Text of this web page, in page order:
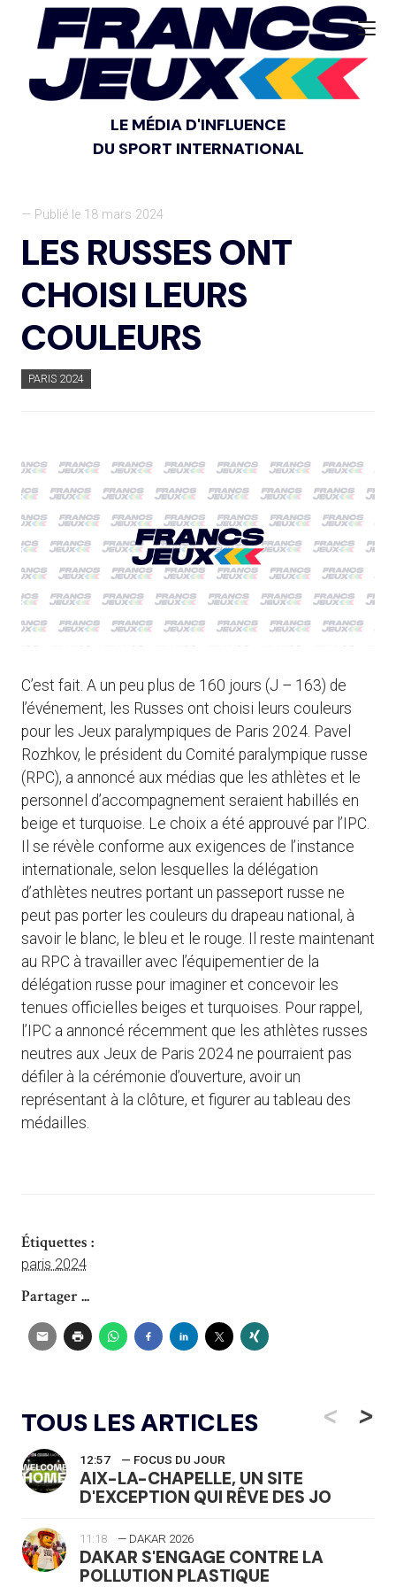
LE MÉDIA D'INFLUENCE
DU SPORT INTERNATIONAL
— Publié le 18 mars 2024
LES RUSSES ONT
CHOISI LEURS
COULEURS
PARIS 2024
C’est fait. A un peu plus de 160 jours (J – 163) de
l’événement, les Russes ont choisi leurs couleurs
pour les Jeux paralympiques de Paris 2024. Pavel
Rozhkov, le président du Comité paralympique russe
(RPC), a annoncé aux médias que les athlètes et le
personnel d’accompagnement seraient habillés en
beige et turquoise. Le choix a été approuvé par l’IPC.
Il se révèle conforme aux exigences de l’instance
internationale, selon lesquelles la délégation
d’athlètes neutres portant un passeport russe ne
peut pas porter les couleurs du drapeau national, à
savoir le blanc, le bleu et le rouge. Il reste maintenant
au RPC à travailler avec l’équipementier de la
délégation russe pour imaginer et concevoir les
tenues officielles beiges et turquoises. Pour rappel,
l’IPC a annoncé récemment que les athlètes russes
neutres aux Jeux de Paris 2024 ne pourraient pas
défiler à la cérémonie d’ouverture, avoir un
représentant à la clôture, et figurer au tableau des
médailles.
Étiquettes :
paris 2024
Partager ...
TOUS LES ARTICLES <
12:57 — FOCUS DU JOUR
AIX-LA-CHAPELLE, UN SITE
D'EXCEPTION QUI RÊVE DES JO
11:18 — DAKAR 2026
DAKAR S'ENGAGE CONTRE LA
POLLUTION PLASTIQUE
>